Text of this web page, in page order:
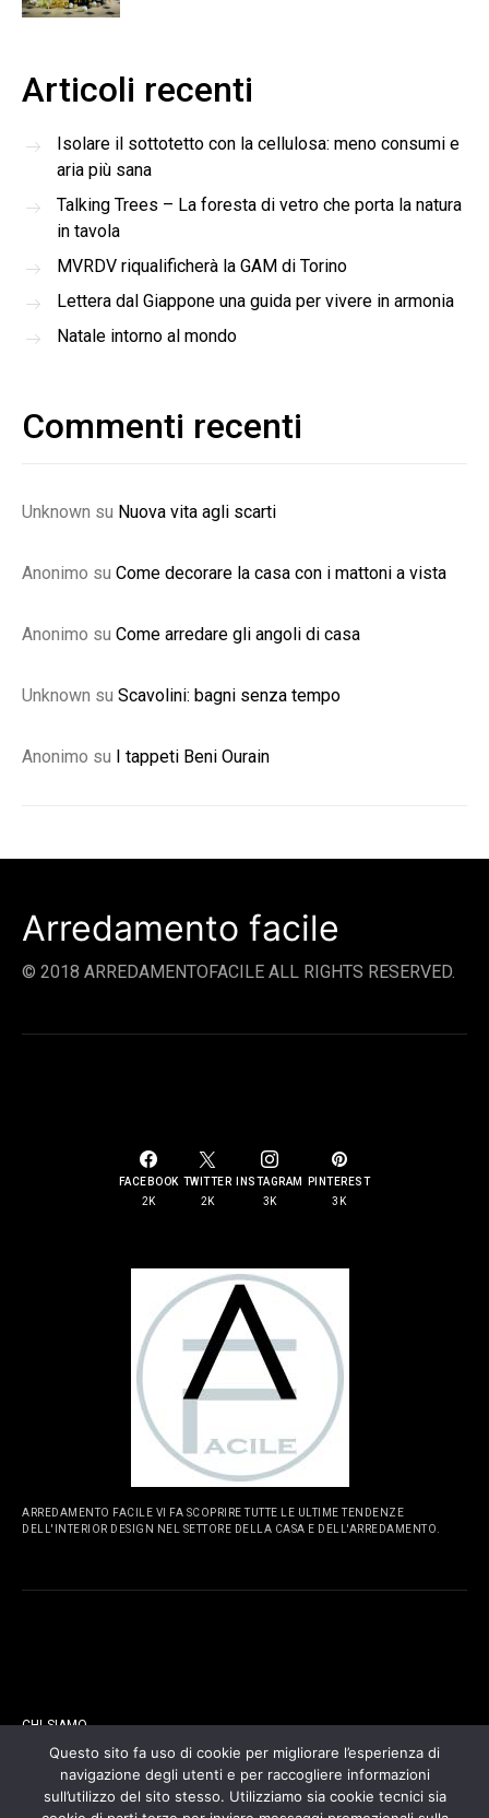
Articoli recenti
Isolare il sottotetto con la cellulosa: meno consumi e
aria più sana
Talking Trees – La foresta di vetro che porta la natura
in tavola
MVRDV riqualificherà la GAM di Torino
Lettera dal Giappone una guida per vivere in armonia
Natale intorno al mondo
Commenti recenti
Unknown su Nuova vita agli scarti
Anonimo su Come decorare la casa con i mattoni a vista
Anonimo su Come arredare gli angoli di casa
Unknown su Scavolini: bagni senza tempo
Anonimo su I tappeti Beni Ourain
Arredamento facile
© 2018 ARREDAMENTOFACILE ALL RIGHTS RESERVED.
FACEBOOK
2K
TWITTER
2K
INSTAGRAM
3K
PINTEREST
3K
ARREDAMENTO FACILE VI FA SCOPRIRE TUTTE LE ULTIME TENDENZE
DELL'INTERIOR DESIGN NEL SETTORE DELLA CASA E DELL'ARREDAMENTO.
CHI SIAMO
CONTATTI
Questo sito fa uso di cookie per migliorare l’esperienza di
navigazione degli utenti e per raccogliere informazioni
sull’utilizzo del sito stesso. Utilizziamo sia cookie tecnici sia